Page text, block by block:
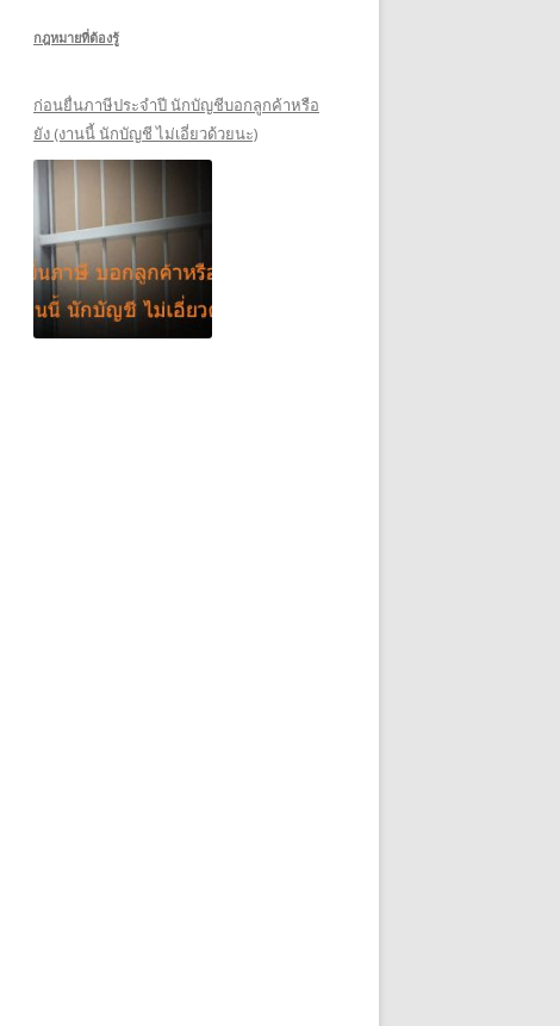
กฎหมายที่ต้องรู้
ก่อนยื่นภาษีประจำปี นักบัญชีบอกลูกค้าหรือ
ยัง (งานนี้ นักบัญชี ไม่เอี่ยวด้วยนะ)